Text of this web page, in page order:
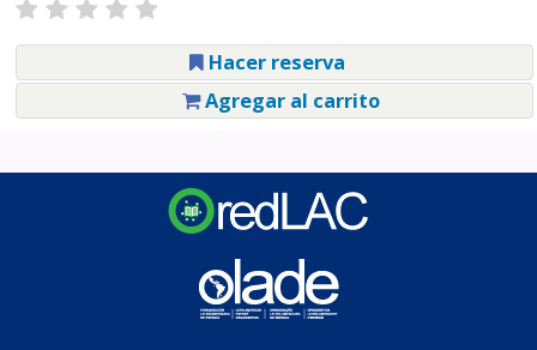
Hacer reserva
Agregar al carrito